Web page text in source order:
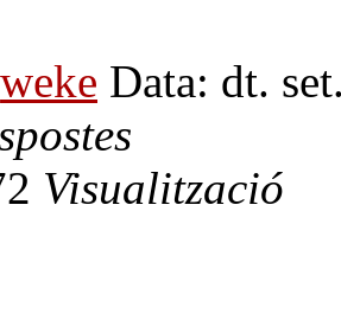
weke Data: dt.
Visualització